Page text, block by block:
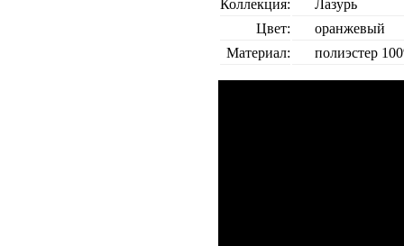
Коллекция:
Лазурь
Цвет:
оранжевый
Материал:
полиэстер